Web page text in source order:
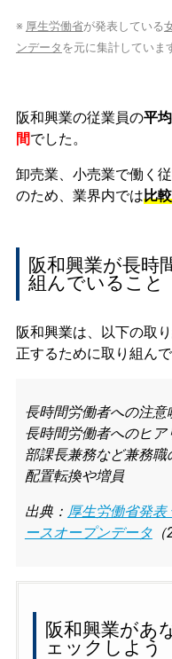
※ 厚生労働省が発表している
ンデータ を元に集計していま
阪和興業の従業員の平
間でした。
卸売業、小売業で働く
のため、業界内では比
阪和興業が長時
組んでいること
阪和興業は、以下の取
正するために取り組んで
長時間労働者への注意
長時間労働者へのヒ
部課長兼務など兼務職
配置転換や増員
出典： 厚生労働省発
ースオープンデータ（
阪和興業があ
ェックしよう